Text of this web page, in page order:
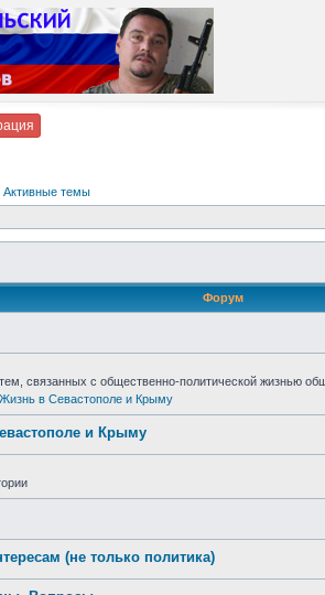
Активные темы
Форум
связанных с общественно-политической жизнью
Жизнь в Севастополе и Крыму
и Крыму
(не только политика)